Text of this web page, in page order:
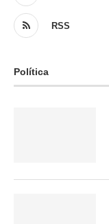
RSS
Política